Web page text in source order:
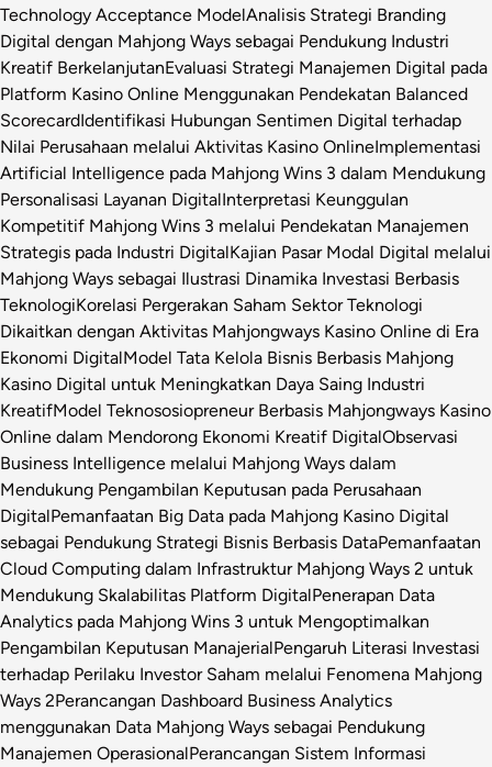
Technology Acceptance ModelAnalisis Strategi Branding
Digital dengan Mahjong Ways sebagai Pendukung Industri
Kreatif BerkelanjutanEvaluasi Strategi Manajemen Digital pada
Platform Kasino Online Menggunakan Pendekatan Balanced
ScorecardIdentifikasi Hubungan Sentimen Digital terhadap
Nilai Perusahaan melalui Aktivitas Kasino OnlineImplementasi
Artificial Intelligence pada Mahjong Wins 3 dalam Mendukung
Personalisasi Layanan DigitalInterpretasi Keunggulan
Kompetitif Mahjong Wins 3 melalui Pendekatan Manajemen
Strategis pada Industri DigitalKajian Pasar Modal Digital melalui
Mahjong Ways sebagai Ilustrasi Dinamika Investasi Berbasis
TeknologiKorelasi Pergerakan Saham Sektor Teknologi
Dikaitkan dengan Aktivitas Mahjongways Kasino Online di Era
Ekonomi DigitalModel Tata Kelola Bisnis Berbasis Mahjong
Kasino Digital untuk Meningkatkan Daya Saing Industri
KreatifModel Teknososiopreneur Berbasis Mahjongways Kasino
Online dalam Mendorong Ekonomi Kreatif DigitalObservasi
Business Intelligence melalui Mahjong Ways dalam
Mendukung Pengambilan Keputusan pada Perusahaan
DigitalPemanfaatan Big Data pada Mahjong Kasino Digital
sebagai Pendukung Strategi Bisnis Berbasis DataPemanfaatan
Cloud Computing dalam Infrastruktur Mahjong Ways 2 untuk
Mendukung Skalabilitas Platform DigitalPenerapan Data
Analytics pada Mahjong Wins 3 untuk Mengoptimalkan
Pengambilan Keputusan ManajerialPengaruh Literasi Investasi
terhadap Perilaku Investor Saham melalui Fenomena Mahjong
Ways 2Perancangan Dashboard Business Analytics
menggunakan Data Mahjong Ways sebagai Pendukung
Manajemen OperasionalPerancangan Sistem Informasi